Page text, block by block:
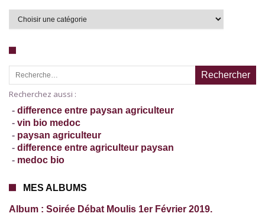
Recherche pour :
Recherchez aussi :
- difference entre paysan agriculteur
- vin bio medoc
- paysan agriculteur
- difference entre agriculteur paysan
- medoc bio
MES ALBUMS
Album : Soirée Débat Moulis 1er Février 2019.